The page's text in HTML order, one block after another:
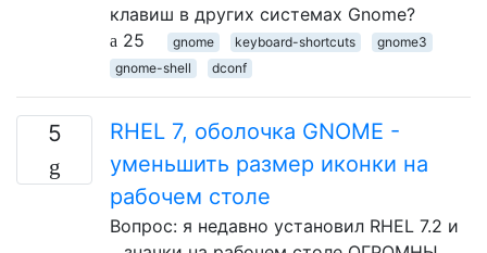
клавиш в других системах Gnome?
25
gnome keyboard-shortcuts
gnome3
gnome-shell
dconf
5
RHEL 7, оболочка GNOME -
уменьшить размер иконки на
рабочем столе
Вопрос: я недавно установил RHEL 7.2 и